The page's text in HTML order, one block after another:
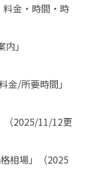
料金・時間・時
」
金/所要時間」
（2025/11/12更
相場」（2025